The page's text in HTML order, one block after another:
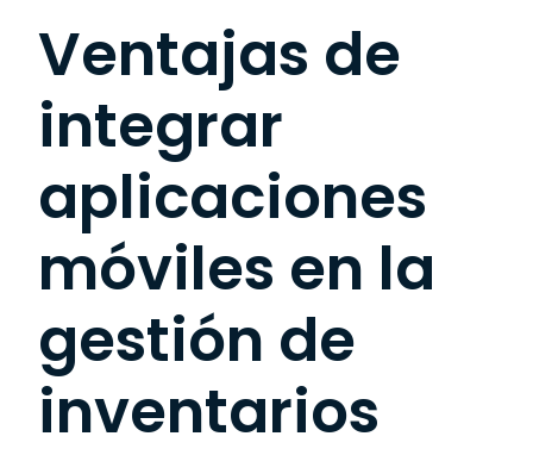
Ventajas de
integrar
aplicaciones
móviles en la
gestión de
inventarios